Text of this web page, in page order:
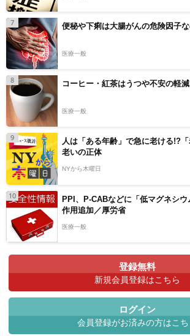
7 便秘や下痢は大腸がんの危険因子
医療一般
8 コーヒー・紅茶はうつや不安の軽
医療一般
9
人は「ある年齢」で急に老ける!?
老いの正体
NYから木曜日
10
PPI、P-CABなどに「低マグネシウ
作用追加／厚労省
医療一般
登録無料
新規会員登録はこちら
ログイン
会員登録がお済みの方はこち